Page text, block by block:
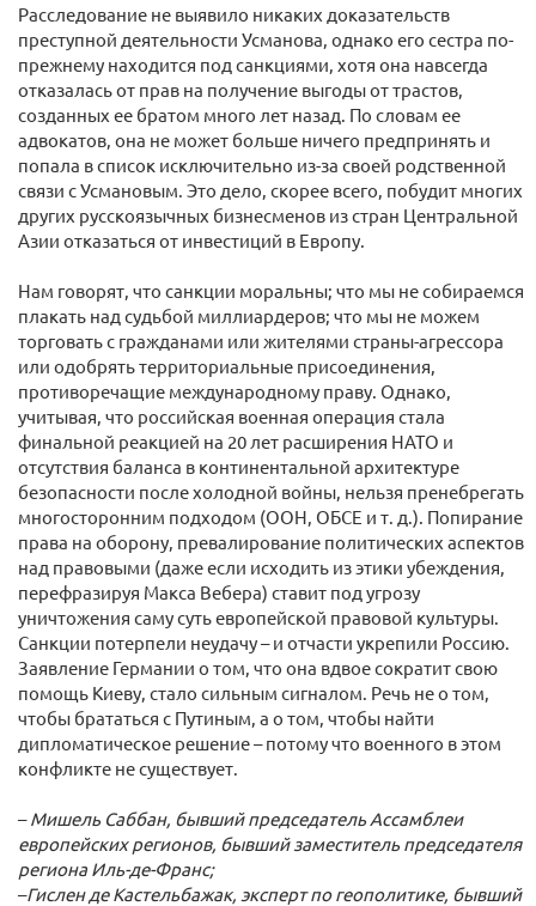
Расследование не выявило никаких доказательств
преступной деятельности Усманова, однако его сестра по-
прежнему находится под санкциями, хотя она навсегда
отказалась от прав на получение выгоды от трастов,
созданных ее братом много лет назад. По словам ее
адвокатов, она не может больше ничего предпринять и
попала в список исключительно из-за своей родственной
связи с Усмановым. Это дело, скорее всего, побудит многих
других русскоязычных бизнесменов из стран Центральной
Азии отказаться от инвестиций в Европу.
Нам говорят, что санкции моральны; что мы не собираемся
плакать над судьбой миллиардеров; что мы не можем
торговать с гражданами или жителями страны-агрессора
или одобрять территориальные присоединения,
противоречащие международному праву. Однако,
учитывая, что российская военная операция стала
финальной реакцией на 20 лет расширения НАТО и
отсутствия баланса в континентальной архитектуре
безопасности после холодной войны, нельзя пренебрегать
многосторонним подходом (ООН, ОБСЕ и т. д.). Попирание
права на оборону, превалирование политических аспектов
над правовыми (даже если исходить из этики убеждения,
перефразируя Макса Вебера) ставит под угрозу
уничтожения саму суть европейской правовой культуры.
Санкции потерпели неудачу – и отчасти укрепили Россию.
Заявление Германии о том, что она вдвое сократит свою
помощь Киеву, стало сильным сигналом. Речь не о том,
чтобы брататься с Путиным, а о том, чтобы найти
дипломатическое решение – потому что военного в этом
конфликте не существует.
–Мишель Саббан, бывший председатель Ассамблеи
европейских регионов, бывший заместитель председателя
региона Иль-де-Франс;
–Гислен де Кастельбажак, эксперт по геополитике, бывший